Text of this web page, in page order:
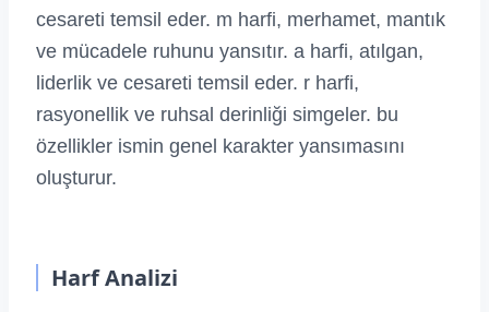
cesareti temsil eder. m harfi, merhamet, mantık
ve mücadele ruhunu yansıtır. a harfi, atılgan,
liderlik ve cesareti temsil eder. r harfi,
rasyonellik ve ruhsal derinliği simgeler. bu
özellikler ismin genel karakter yansımasını
oluşturur.
Harf Analizi